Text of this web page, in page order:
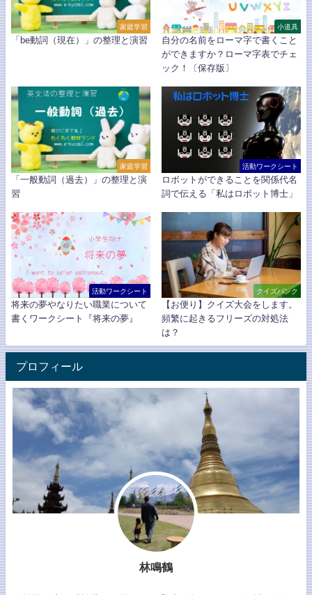
家庭学習
「be動詞（現在）」の整理と演習
小道具
自分の名前をローマ字で書くこと
ができますか？ローマ字表でチェ
ック！〔保存版〕
家庭学習
「一般動詞（過去）」の整理と演
習
活動ワークシート
ロボットができることを関係代名
詞で伝える「私はロボット博士」
活動ワークシート
将来の夢やなりたい職業について
書くワークシート『将来の夢』
クイズバンク
【お便り】クイズ大会をします。
頻繁に起きるフリーズの対処法
は？
プロフィール
林鳴鶴